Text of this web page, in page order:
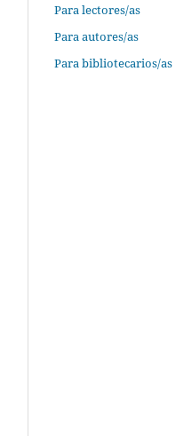
Para lectores/as
Para autores/as
Para bibliotecarios/as